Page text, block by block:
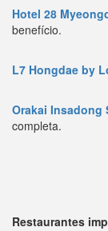
Hotel 28
benefício.
L7 Hongdae by
Orakai Insadong
completa.
Restaurantes